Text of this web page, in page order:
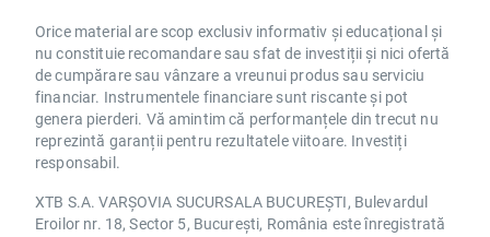
Orice material are scop exclusiv informativ și educațional și
nu constituie recomandare sau sfat de investiții și nici ofertă
de cumpărare sau vânzare a vreunui produs sau serviciu
financiar. Instrumentele financiare sunt riscante și pot
genera pierderi. Vă amintim că performanțele din trecut nu
reprezintă garanții pentru rezultatele viitoare. Investiți
responsabil.
XTB S.A. VARȘOVIA SUCURSALA BUCUREȘTI, Bulevardul
Eroilor nr. 18, Sector 5, București, România este înregistrată